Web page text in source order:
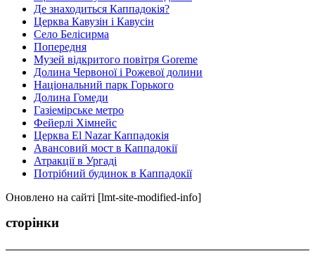
Де знаходиться Каппадокія?
Церква Кавузін і Кавусін
Село Белісирма
Попередня
Музей відкритого повітря Goreme
Долина Червоної і Рожевої долини
Національний парк Горького
Долина Гомеди
Газіемірське метро
Фейерлі Хімнейс
Церква El Nazar Каппадокія
Авансовий мост в Каппадокії
Атракції в Ургаді
Потрібний будинок в Каппадокії
Оновлено на сайті [lmt-site-modified-info]
сторінки